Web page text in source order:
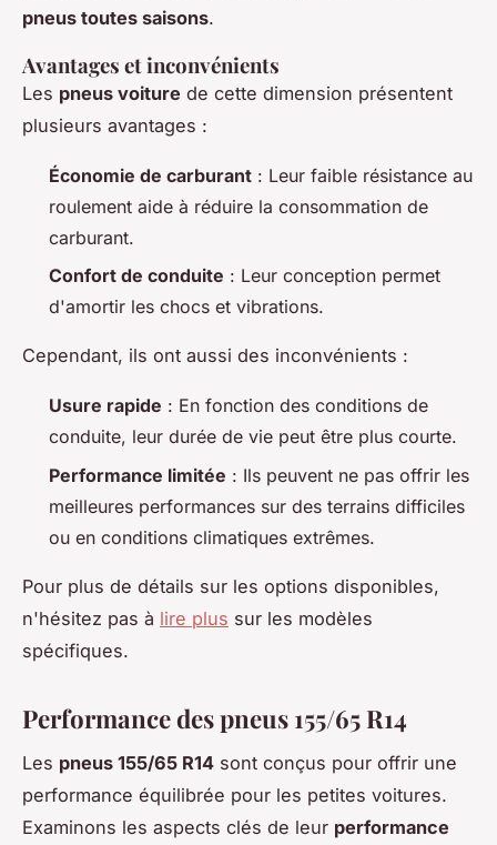
pneus toutes saisons.
Avantages et inconvénients
Les pneus voiture de cette dimension présentent
plusieurs avantages :
Économie de carburant : Leur faible résistance au
roulement aide à réduire la consommation de
carburant.
Confort de conduite : Leur conception permet
d'amortir les chocs et vibrations.
Cependant, ils ont aussi des inconvénients :
Usure rapide : En fonction des conditions de
conduite, leur durée de vie peut être plus courte.
Performance limitée : Ils peuvent ne pas offrir les
meilleures performances sur des terrains difficiles
ou en conditions climatiques extrêmes.
Pour plus de détails sur les options disponibles,
n'hésitez pas à lire plus sur les modèles
spécifiques.
Performance des pneus 155/65 R14
Les pneus 155/65 R14 sont conçus pour offrir une
performance équilibrée pour les petites voitures.
Examinons les aspects clés de leur performance